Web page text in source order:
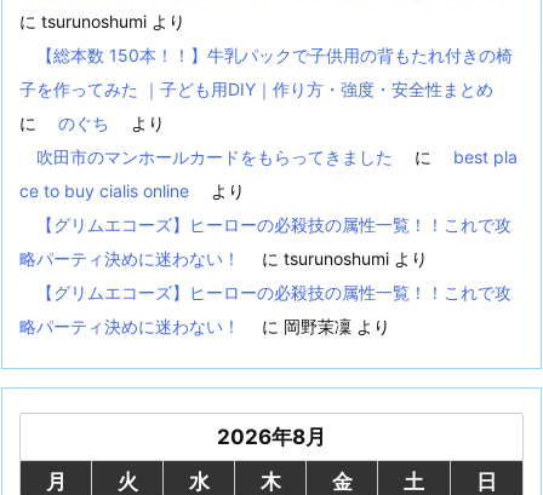
に tsurunoshumi より
【総本数 150本！！】牛乳パックで子供用の背もたれ付きの椅
子を作ってみた ｜子ども用DIY｜作り方・強度・安全性まとめ
に
のぐち
より
吹田市のマンホールカードをもらってきました
に
best pla
ce to buy cialis online
より
【グリムエコーズ】ヒーローの必殺技の属性一覧！！これで攻
略パーティ決めに迷わない！
に tsurunoshumi より
【グリムエコーズ】ヒーローの必殺技の属性一覧！！これで攻
略パーティ決めに迷わない！
に 岡野茉凜 より
2026年8月
月
火 水 木 金 土 日